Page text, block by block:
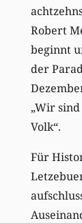
Robert
beginnt
der
„Wir
Volk“.
Für